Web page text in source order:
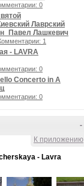
0
Лаврский
Лашкевич
1
- LAVRA
0
Concerto in A
0
-
К приложению
- Lavra